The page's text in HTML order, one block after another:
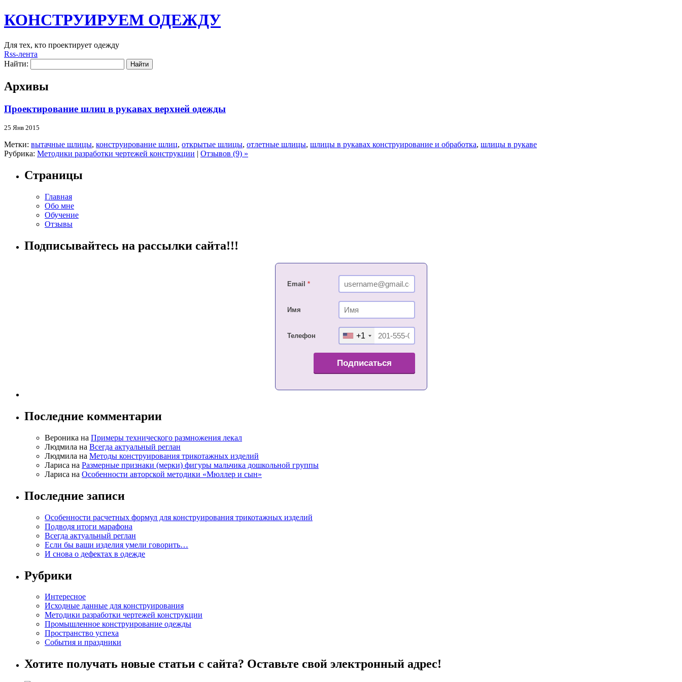
КОНСТРУИРУЕМ ОДЕЖДУ
Для тех, кто проектирует одежду
Rss-лента
Найти:
Архивы
Проектирование шлиц в рукавах верхней одежды
25 Янв 2015
Метки: вытачные шлицы, конструирование шлиц, открытые шлицы, отлетные шлицы, шлицы в рукавах конструирование и обработка, шлицы в рукаве
Рубрика: Методики разработки чертежей конструкции | Отзывов (9) »
Страницы
Главная
Обо мне
Обучение
Отзывы
Подписывайтесь на рассылки сайта!!!
Email *
Имя
Телефон +1
Подписаться
Последние комментарии
Вероника на Примеры технического размножения лекал
Людмила на Всегда актуальный реглан
Людмила на Методы конструирования трикотажных изделий
Лариса на Размерные признаки (мерки) фигуры мальчика дошкольной группы
Лариса на Особенности авторской методики «Мюллер и сын»
Последние записи
Особенности расчетных формул для конструирования трикотажных изделий
Подводя итоги марафона
Всегда актуальный реглан
Если бы ваши изделия умели говорить…
И снова о дефектах в одежде
Рубрики
Интересное
Исходные данные для конструирования
Методики разработки чертежей конструкции
Промышленное конструирование одежды
Пространство успеха
События и праздники
Хотите получать новые статьи с сайта? Оставьте свой электронный адрес!